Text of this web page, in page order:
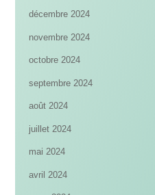
décembre 2024
novembre 2024
octobre 2024
septembre 2024
août 2024
juillet 2024
mai 2024
avril 2024